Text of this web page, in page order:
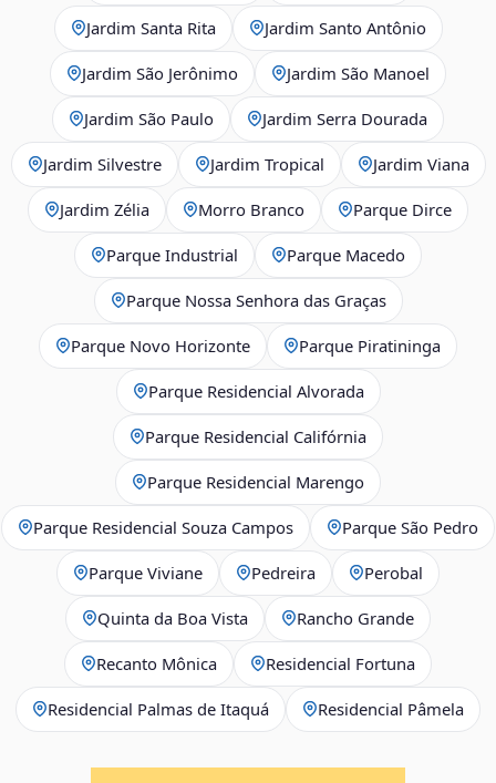
Jardim Santa Rita Jardim Santo Antônio
Jardim São Jerônimo Jardim São Manoel
Jardim São Paulo Jardim Serra Dourada
Jardim Silvestre Jardim Tropical Jardim Viana
Jardim Zélia Morro Branco Parque Dirce
Parque Industrial Parque Macedo
Parque Nossa Senhora das Graças
Parque Novo Horizonte Parque Piratininga
Parque Residencial Alvorada
Parque Residencial Califórnia
Parque Residencial Marengo
Parque Residencial Souza Campos Parque São Pedro
Parque Viviane Pedreira Perobal
Quinta da Boa Vista Rancho Grande
Recanto Mônica Residencial Fortuna
Residencial Palmas de Itaquá Residencial Pâmela